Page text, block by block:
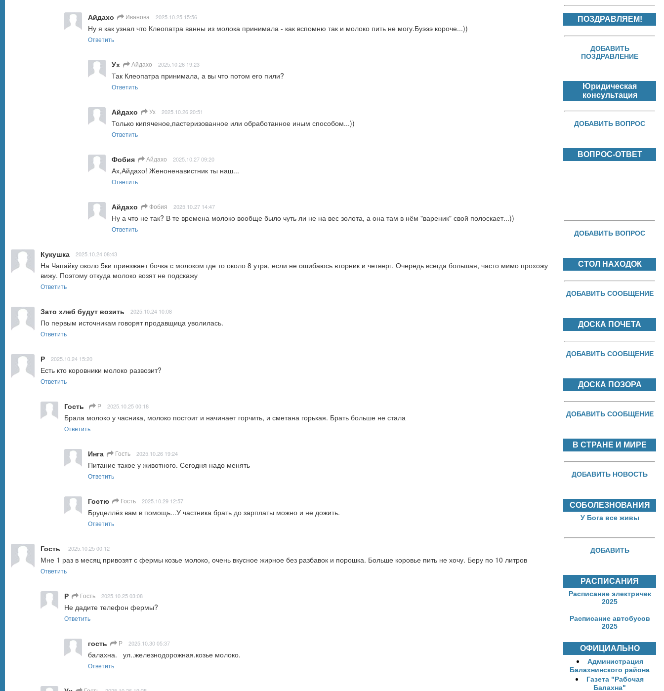
Айдахо Иванова 2025.10.25 15:56
Ну я как узнал что Клеопатра ванны из молока принимала - как вспомню так и молоко пить не могу.Буэээ короче...))
Ответить
Ух Айдахо 2025.10.26 19:23
Так Клеопатра принимала, а вы что потом его пили?
Ответить
Айдахо Ух 2025.10.26 20:51
Только кипяченое,пастеризованное или обработанное иным способом...))
Ответить
Фобия Айдахо 2025.10.27 09:20
Ах,Айдахо! Женоненавистник ты наш...
Ответить
Айдахо Фобия 2025.10.27 14:47
Ну а что не так? В те времена молоко вообще было чуть ли не на вес золота, а она там в нём "вареник" свой полоскает...))
Ответить
Кукушка 2025.10.24 08:43
На Чапайку около 5ки приезжает бочка с молоком где то около 8 утра, если не ошибаюсь вторник и четверг. Очередь всегда большая, часто мимо прохожу
вижу. Поэтому откуда молоко возят не подскажу
Ответить
Зато хлеб будут возить 2025.10.24 10:08
По первым источникам говорят продавщица уволилась.
Ответить
Р 2025.10.24 15:20
Есть кто коровники молоко развозит?
Ответить
Гость Р 2025.10.25 00:18
Брала молоко у часника, молоко постоит и начинает горчить, и сметана горькая. Брать больше не стала
Ответить
Инга Гость 2025.10.26 19:24
Питание такое у животного. Сегодня надо менять
Ответить
Гостю Гость 2025.10.29 12:57
Бруцеллёз вам в помощь...У частника брать до зарплаты можно и не дожить.
Ответить
Гость 2025.10.25 00:12
Мне 1 раз в месяц привозят с фермы козье молоко, очень вкусное жирное без разбавок и порошка. Больше коровье пить не хочу. Беру по 10 литров
Ответить
Р Гость 2025.10.25 03:08
Не дадите телефон фермы?
Ответить
гость Р 2025.10.30 05:37
балахна.   ул..железнодорожная.козье молоко.
Ответить
ПОЗДРАВЛЯЕМ!
ДОБАВИТЬ
ПОЗДРАВЛЕНИЕ
Юридическая
консультация
ДОБАВИТЬ ВОПРОС
ВОПРОС-ОТВЕТ
ДОБАВИТЬ ВОПРОС
СТОЛ НАХОДОК
ДОБАВИТЬ СООБЩЕНИЕ
ДОСКА ПОЧЕТА
ДОБАВИТЬ СООБЩЕНИЕ
ДОСКА ПОЗОРА
ДОБАВИТЬ СООБЩЕНИЕ
В СТРАНЕ И МИРЕ
ДОБАВИТЬ НОВОСТЬ
СОБОЛЕЗНОВАНИЯ
У Бога все живы
ДОБАВИТЬ
РАСПИСАНИЯ
Расписание электричек
2025
Расписание автобусов
2025
ОФИЦИАЛЬНО
Администрация
Балахнинского района
Газета "Рабочая
Балахна"